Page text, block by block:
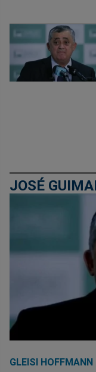
JOSÉ
GLEISI HOFFMANN